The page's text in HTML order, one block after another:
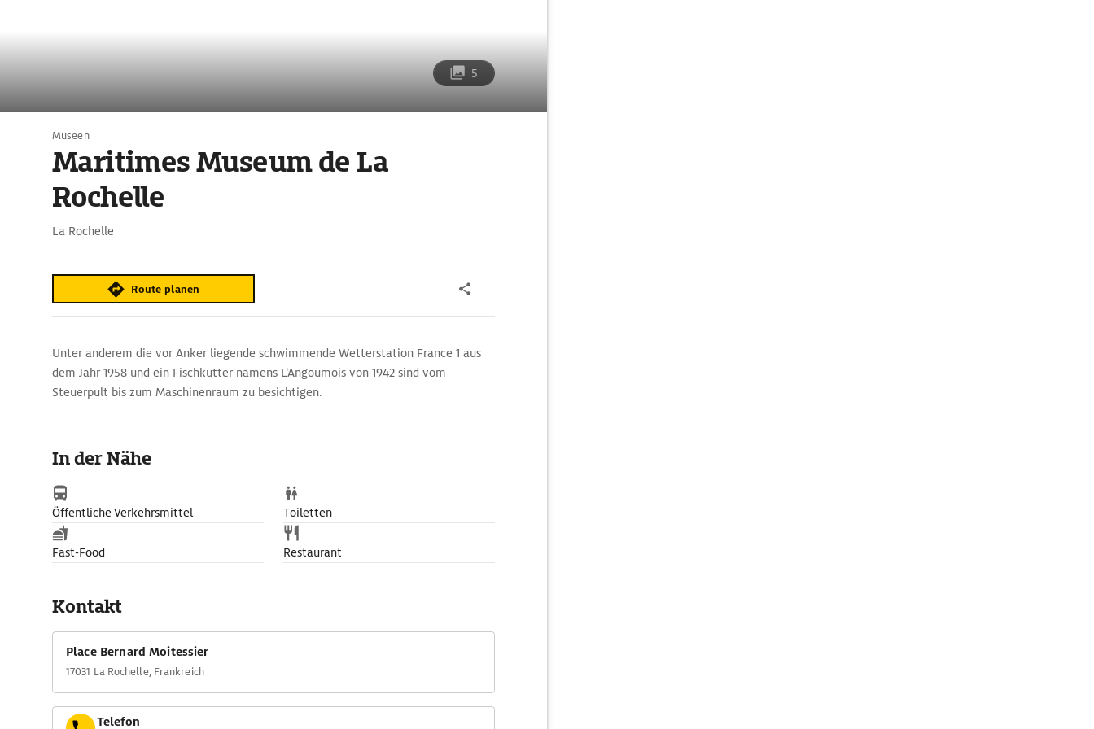
5
Museen
Maritimes Museum de La
Rochelle
La Rochelle
Route planen
Unter anderem die vor Anker liegende schwimmende Wetterstation France 1 aus
dem Jahr 1958 und ein Fischkutter namens L'Angoumois von 1942 sind vom
Steuerpult bis zum Maschinenraum zu besichtigen.
In der Nähe
Öffentliche Verkehrsmittel Toiletten
Fast-Food Restaurant
Kontakt
Place Bernard Moitessier
17031 La Rochelle, Frankreich
Telefon